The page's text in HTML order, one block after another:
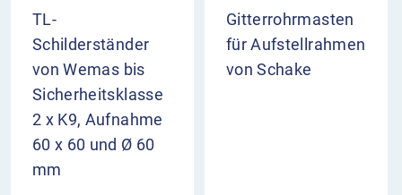
TL-
Schilderständer
von Wemas bis
Sicherheitsklasse
2 x K9, Aufnahme
60 x 60 und Ø 60
mm
Gitterrohrmasten
für Aufstellrahmen
von Schake